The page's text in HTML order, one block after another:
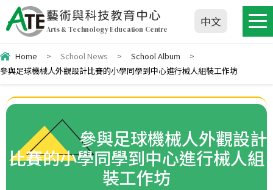
藝術與科技教育中心
Arts & Technology Education Centre
中文
Home > School News > School Album
>
參與足球機械人外觀設計比賽的小學同學到中心進行械人組裝工作坊
參與足球機械人外觀設計
比賽的小學同學到中心進行械人組
裝工作坊